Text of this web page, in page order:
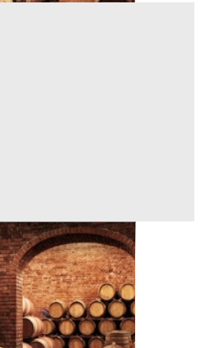
all'asta a Padova
€